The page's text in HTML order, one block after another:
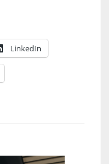
LinkedIn